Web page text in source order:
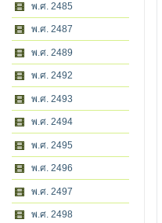
พ.ศ. 2485
พ.ศ. 2487
พ.ศ. 2489
พ.ศ. 2492
พ.ศ. 2493
พ.ศ. 2494
พ.ศ. 2495
พ.ศ. 2496
พ.ศ. 2497
พ.ศ. 2498